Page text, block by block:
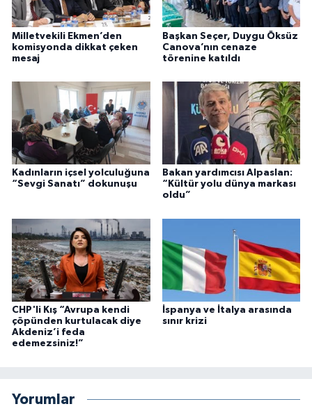
Milletvekili Ekmen’den
komisyonda dikkat çeken
mesaj
Başkan Seçer, Duygu Öksüz
Canova’nın cenaze
törenine katıldı
Kadınların içsel yolculuğuna
“Sevgi Sanatı” dokunuşu
Bakan yardımcısı Alpaslan:
“Kültür yolu dünya markası
oldu”
CHP'li Kış “Avrupa kendi
çöpünden kurtulacak diye
Akdeniz’i feda
edemezsiniz!”
İspanya ve İtalya arasında
sınır krizi
Yorumlar